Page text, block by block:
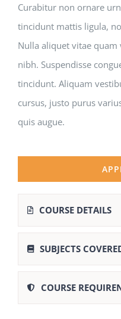
Curabitur non ornare
tincidunt mattis ligula,
Nulla aliquet vitae
nibh. Suspendisse
tincidunt. Aliquam
cursus, justo purus
quis augue.
COURSE DETAILS
SUBJECTS
COURSE